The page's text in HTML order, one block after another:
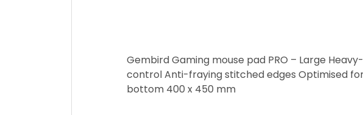
Gembird Gaming mouse pad PRO – Large
control Anti-fraying stitched edges Optimised
bottom 400 x 450 mm